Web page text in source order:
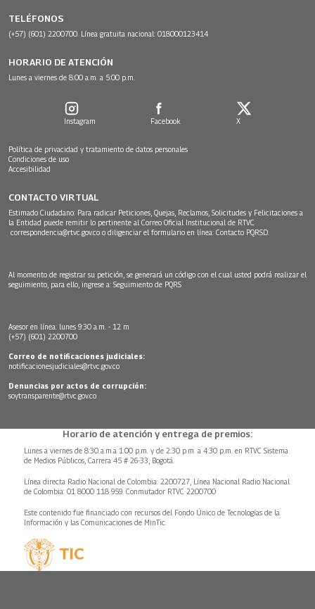
TELÉFONOS
(+57) (601) 2200700. Línea gratuita nacional: 018000123414
HORARIO DE ATENCIÓN
Lunes a viernes de 8:00 a.m. a 5:00 p.m.
Instagram Facebook X
Política de privacidad y tratamiento de datos personales
Condiciones de uso
Accesibilidad
CONTACTO VIRTUAL
Estimado Ciudadano: Para radicar Peticiones, Quejas, Reclamos, Solicitudes y Felicitaciones a
la Entidad puede remitir lo pertinente al Correo Oficial Institucional de RTVC
correspondencia@rtvc.gov.co o diligenciar el formulario en línea: Contacto PQRSD.
Al momento de registrar su petición, se generará un código con el cual usted podrá realizar el
seguimiento, para ello, ingrese a: Seguimiento de PQRS
Asesor en línea: lunes 9:30 a.m. - 12 m
(+57) (601) 2200700
Correo de notificaciones judiciales:
notificacionesjudiciales@rtvc.gov.co
Denuncias por actos de corrupción:
soytransparente@rtvc.gov.co
Horario de atención y entrega de premios:
Lunes a viernes de 8:30 a.m.a 1:00 p.m. y de 2:30 p.m. a 4:30 p.m. en RTVC Sistema
de Medios Públicos, Carrera 45 # 26-33, Bogotá.
Línea directa Radio Nacional de Colombia: 2200727, Línea Nacional Radio Nacional
de Colombia: 01 8000 118 959. Conmutador RTVC 2200700
Este contenido fue financiado con recursos del Fondo Único de Tecnologías de la
Información y las Comunicaciones de MinTic.